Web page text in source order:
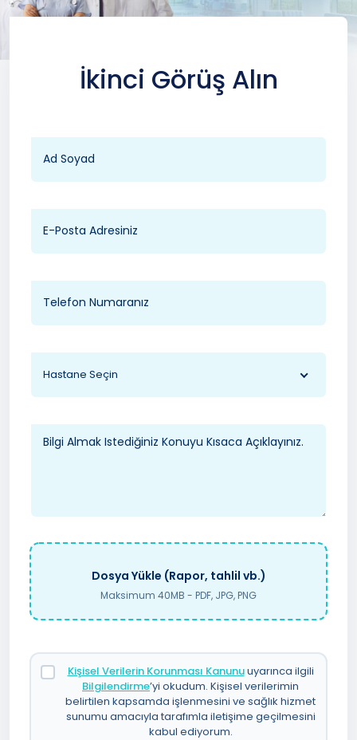
İkinci Görüş Alın
Hastane Seçin
Dosya Yükle (Rapor, tahlil vb.)
Maksimum 40MB - PDF, JPG, PNG
Kişisel Verilerin Korunması Kanunuuyarınca ilgili
Bilgilendirme’yi okudum. Kişisel verilerimin
belirtilen kapsamda işlenmesini ve sağlık hizmet
sunumu amacıyla tarafımla iletişime geçilmesini
kabul ediyorum.